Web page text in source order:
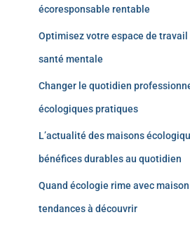
écoresponsable rentable
Optimisez votre espace de
santé mentale
Changer le quotidien
écologiques pratiques
L’actualité des maisons
bénéfices durables au quotidien
Quand écologie rime avec
tendances à découvrir